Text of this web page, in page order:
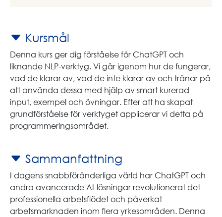
Kursmål
Denna kurs ger dig förståelse för ChatGPT och
liknande NLP-verktyg. Vi går igenom hur de fungerar,
vad de klarar av, vad de inte klarar av och tränar på
att använda dessa med hjälp av smart kurerad
input, exempel och övningar. Efter att ha skapat
grundförståelse för verktyget applicerar vi detta på
programmeringsområdet.
Sammanfattning
I dagens snabbföränderliga värld har ChatGPT och
andra avancerade AI-lösningar revolutionerat det
professionella arbetsflödet och påverkat
arbetsmarknaden inom flera yrkesområden. Denna